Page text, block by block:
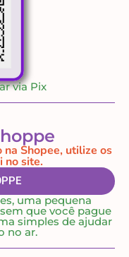
via Pix
Shopee, utilize os
no site.
uma pequena
que você pague
simples de ajudar
no ar.